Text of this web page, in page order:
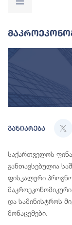
გაზიარება
საქართველოს
განთავსებულია
ფისკალური
და სამინისტროს
მონაცემები.